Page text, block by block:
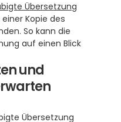
Übersetzung
Kopie des
So kann die
auf einen Blick
und
Übersetzung